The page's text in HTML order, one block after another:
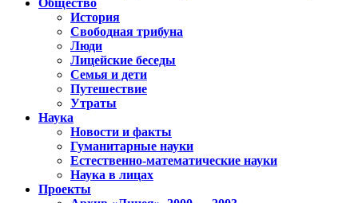
Общество
История
Свободная трибуна
Люди
Лицейские беседы
Семья и дети
Путешествие
Утраты
Наука
Новости и факты
Гуманитарные науки
Естественно-математические науки
Наука в лицах
Проекты